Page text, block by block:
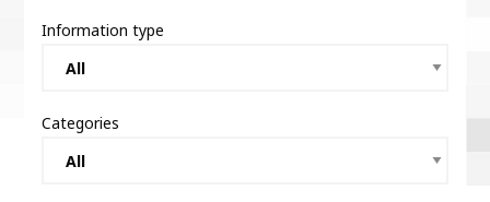
Information type
Categories